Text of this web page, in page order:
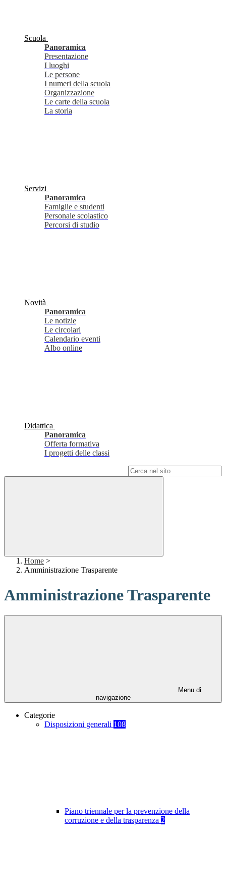
Scuola
Panoramica
Presentazione
I luoghi
Le persone
I numeri della scuola
Organizzazione
Le carte della scuola
La storia
Servizi
Panoramica
Famiglie e studenti
Personale scolastico
Percorsi di studio
Novità
Panoramica
Le notizie
Le circolari
Calendario eventi
Albo online
Didattica
Panoramica
Offerta formativa
I progetti delle classi
Home >
Amministrazione Trasparente
Amministrazione Trasparente
Menu di
navigazione
Categorie
Disposizioni generali 108
Piano triennale per la prevenzione della
corruzione e della trasparenza 2